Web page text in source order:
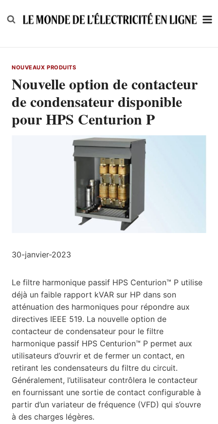
to
NOUVEAUX PRODUITS
Nouvelle option de contacteur
de condensateur disponible
pour HPS Centurion P
30-janvier-2023
Le filtre harmonique passif HPS Centurion™ P utilise
déjà un faible rapport kVAR sur HP dans son
atténuation des harmoniques pour répondre aux
directives IEEE 519. La nouvelle option de
contacteur de condensateur pour le filtre
harmonique passif HPS Centurion™ P permet aux
utilisateurs d’ouvrir et de fermer un contact, en
retirant les condensateurs du filtre du circuit.
Généralement, l’utilisateur contrôlera le contacteur
en fournissant une sortie de contact configurable à
partir d’un variateur de fréquence (VFD) qui s’ouvre
à des charges légères.